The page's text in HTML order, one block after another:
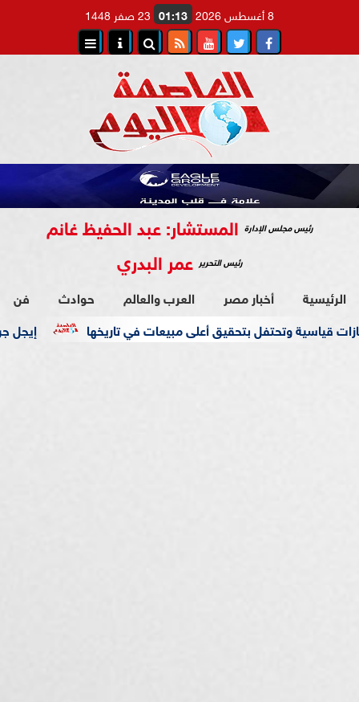
8 أغسطس 2026 01:13 23 صفر 1448
رئيس مجلس الإدارة المستشار: عبد الحفيظ غانم
رئيس التحرير عمر البدري
الرئيسية أخبار مصر العرب والعالم حوادث
فن
إيجل جروب
وتحتفل بتحقيق أعلى مبيعات في تاريخها